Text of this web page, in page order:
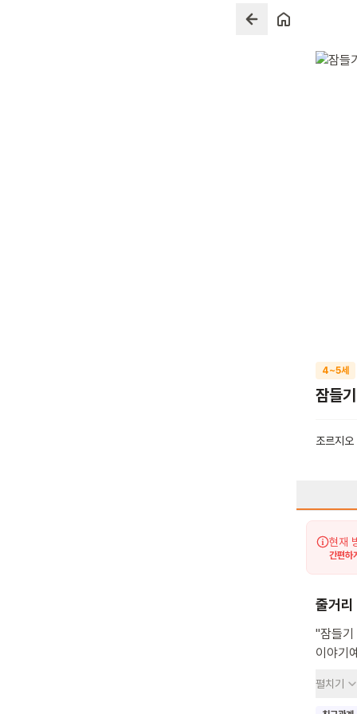
4~5세
잠들
조르지오
현재
간편하
줄거리
"잠들기
이야기
사랑하
마음
펼치기